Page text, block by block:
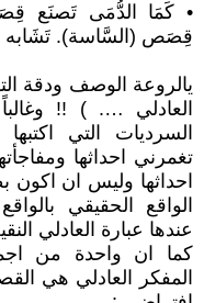
• كَمَا الدُّمَى تَصنَع
قِصَص (السَّاسة). تَشَابه
يالروعة الوصف ودقة
العادلي …. ) !!
السرديات التي
تغمرني احداثها
احداثها وليس ان اكون
الواقع الحقيقي
عندها عبارة العادلي
كما ان واحدة من
المفكر العادلي هي